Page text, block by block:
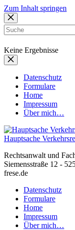
Zum Inhalt springen
Keine Ergebnisse
Datenschutz
Formulare
Home
Impressum
Über mich…
Hauptsache
Rechtsanwalt und
Siemensstraße 12 -
frese.de
Datenschutz
Formulare
Home
Impressum
Über mich…